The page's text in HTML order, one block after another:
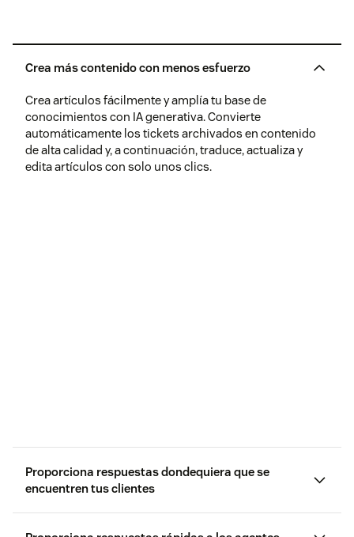
Crea más contenido con menos esfuerzo
Crea artículos fácilmente y amplía tu base de
conocimientos con IA generativa. Convierte
automáticamente los tickets archivados en contenido
de alta calidad y, a continuación, traduce, actualiza y
edita artículos con solo unos clics.
Proporciona respuestas dondequiera que se
encuentren tus clientes